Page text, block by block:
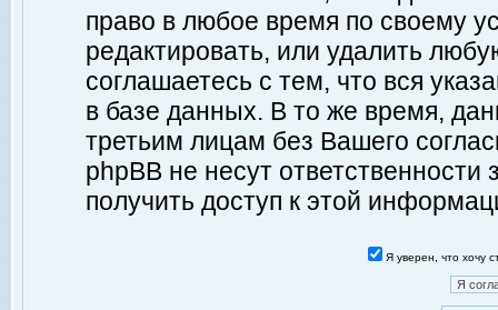
право в любое время по своему
редактировать, или удалить
соглашаетесь с тем, что вся
в базе данных. В то же время,
третьим лицам без Вашего
phpBB не несут ответственности
получить доступ к этой
Я уверен, что хочу